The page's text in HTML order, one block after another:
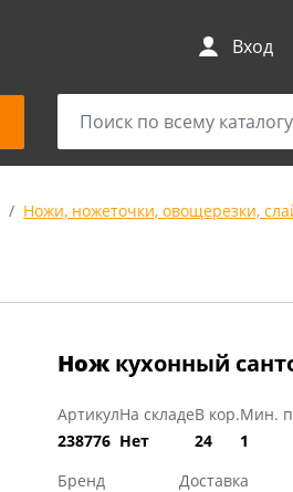
Вход
Ножи, ножеточки, овощерезки,
Нож кухонный
Артикул
238776
На складе
Нет
В кор.
24
Мин.
1
Бренд
Доставка